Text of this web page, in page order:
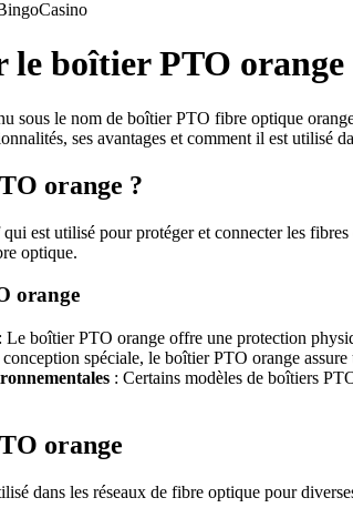
Casino
le boîtier PTO orange
sous le nom de boîtier PTO fibre optique
ses avantages et comment il est utilisé
orange ?
est utilisé pour protéger et connecter les
optique.
orange
: Le boîtier PTO orange offre une protection
conception spéciale, le boîtier PTO orange
: Certains modèles de boîtiers
orange
dans les réseaux de fibre optique pour